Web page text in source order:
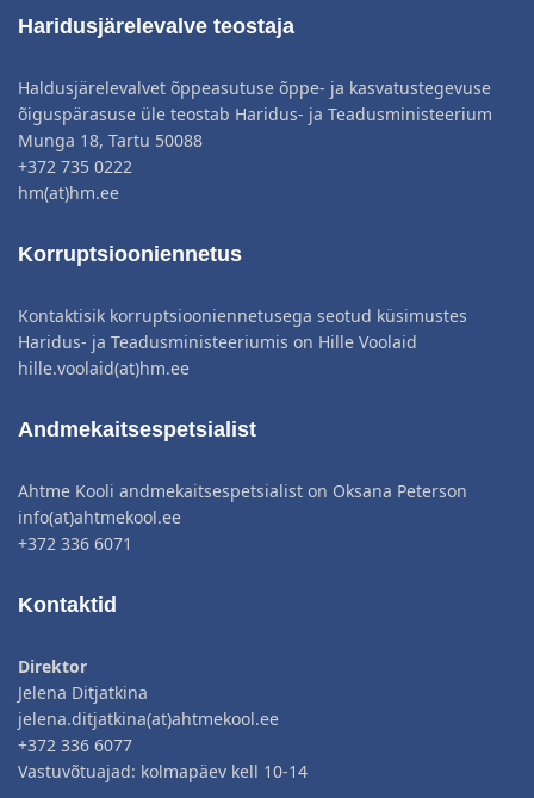
Haridusjärelevalve teostaja
Haldusjärelevalvet õppeasutuse õppe- ja kasvatustegevuse
õiguspärasuse üle teostab Haridus- ja Teadusministeerium
Munga 18, Tartu 50088
+372 735 0222
hm(at)hm.ee
Korruptsiooniennetus
Kontaktisik korruptsiooniennetusega seotud küsimustes
Haridus- ja Teadusministeeriumis on Hille Voolaid
hille.voolaid(at)hm.ee
Andmekaitsespetsialist
Ahtme Kooli andmekaitsespetsialist on Oksana Peterson
info(at)ahtmekool.ee
+372 336 6071
Kontaktid
Direktor
Jelena Ditjatkina
jelena.ditjatkina(at)ahtmekool.ee
+372 336 6077
Vastuvõtuajad: kolmapäev kell 10-14